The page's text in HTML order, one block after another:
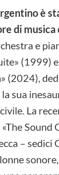
è
di musica
e
(1999)
(2024),
sua
La
Sound
– sedici